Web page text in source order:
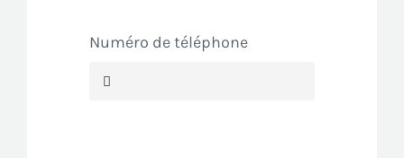
Numéro de téléphone